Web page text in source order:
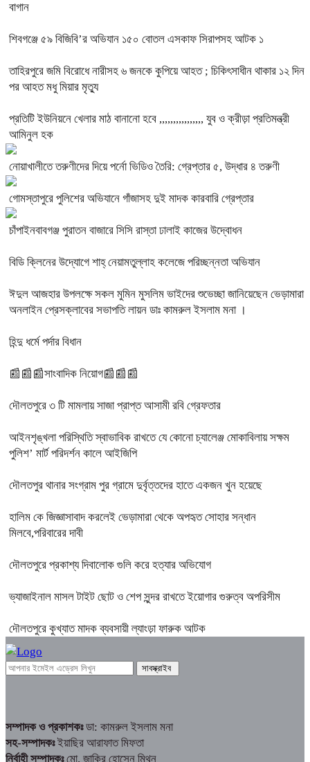
বাগান
শিবগঞ্জে ৫৯ বিজিবি’র অভিযান ১৫০ বোতল এসকাফ সিরাপসহ আটক ১
তাহিরপুরে জমি বিরোধে নারীসহ ৬ জনকে কুপিয়ে আহত ; চিকিৎসাধীন থাকার ১২ দিন
পর আহত মধু মিয়ার মৃত্যু
প্রতিটি ইউনিয়নে খেলার মাঠ বানানো হবে ,,,,,,,,,,,,,,,, যুব ও ক্রীড়া প্রতিমন্ত্রী
আমিনুল হক
নোয়াখালীতে তরুণীদের দিয়ে পর্নো ভিডিও তৈরি: গ্রেপ্তার ৫, উদ্ধার ৪ তরুণী
গোমস্তাপুরে পুলিশের অভিযানে গাঁজাসহ দুই মাদক কারবারি গ্রেপ্তার
চাঁপাইনবাবগঞ্জ পুরাতন বাজারে সিসি রাস্তা ঢালাই কাজের উদ্বোধন
বিডি ক্লিনের উদ্যোগে শাহ্ নেয়ামতুল্লাহ কলেজে পরিচ্ছন্নতা অভিযান
ঈদুল আজহার উপলক্ষে সকল মুমিন মুসলিম ভাইদের শুভেচ্ছা জানিয়েছেন ভেড়ামারা
অনলাইন প্রেসক্লাবের সভাপতি লায়ন ডাঃ কামরুল ইসলাম মনা ।
হিন্দু ধর্মে পর্দার বিধান
📰📰📰সাংবাদিক নিয়োগ📰📰📰
দৌলতপুরে ৩ টি মামলায় সাজা প্রাপ্ত আসামী রবি গ্রেফতার
আইনশৃঙ্খলা পরিস্থিতি স্বাভাবিক রাখতে যে কোনো চ্যালেঞ্জ মোকাবিলায় সক্ষম
পুলিশ’ মার্ট পরিদর্শন কালে আইজিপি
দৌলতপুর থানার সংগ্রাম পুর গ্রামে দুর্বৃত্তদের হাতে একজন খুন হয়েছে
হালিম কে জিজ্ঞাসাবাদ করলেই ভেড়ামারা থেকে অপহৃত সোহার সন্ধান
মিলবে,পরিবারের দাবী
দৌলতপুরে প্রকাশ্য দিবালোক গুলি করে হত্যার অভিযোগ
ভ্যাজাইনাল মাসল টাইট ছোট ও শেপ সুন্দর রাখতে ইয়োগার গুরুত্ব অপরিসীম
দৌলতপুরে কুখ্যাত মাদক ব্যবসায়ী ল্যাংড়া ফারুক আটক
সম্পাদক ও প্রকাশকঃডা: কামরুল ইসলাম মনা
সহ-সম্পাদকঃইয়াছির আরাফাত মিফতা
নির্বাহী সম্পাদকঃমো. জাকির হোসেন মিথুন